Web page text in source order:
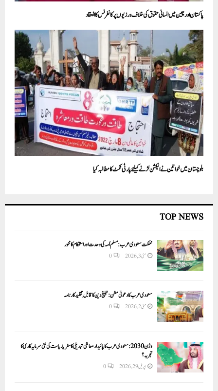
پاکستان اور چین میں انسانی حقوق کی خلاف ورزیوں پر کانفرنس کا انعقاد
بلوچستان میں خواتین نے الیکشن لڑنے کیلئے پارٹی ٹکٹ کا مطالبہ کیا
TOP NEWS
مملکت سعودی عرب: مسلم اُمہ کی وحدت اور استحکام کا محور
مئی 3, 2026 0
سعودی عرب کا دعوتی مشن: تبلیغ دین کا قابلِ تقلید کارنامہ
مئی 2, 2026 0
وژن 2030:سعودی عرب کا پائیدار معاشی تبدیلی کا سفر یا ریاست کی نئی سرمایہ کاری کا
تجربہ؟
اپریل 29, 2026 0